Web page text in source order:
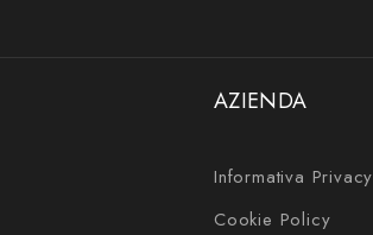
AZIENDA
Informativa Privacy
Cookie Policy